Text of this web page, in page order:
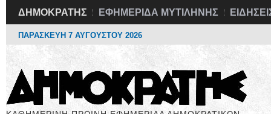
ΔΗΜΟΚΡΑΤΗΣ ΕΦΗΜΕΡΙΔΑ ΜΥΤΙΛΗΝΗΣ
ΠΑΡΑΣΚΕΥΗ 7 ΑΥΓΟΥΣΤΟΥ 2026